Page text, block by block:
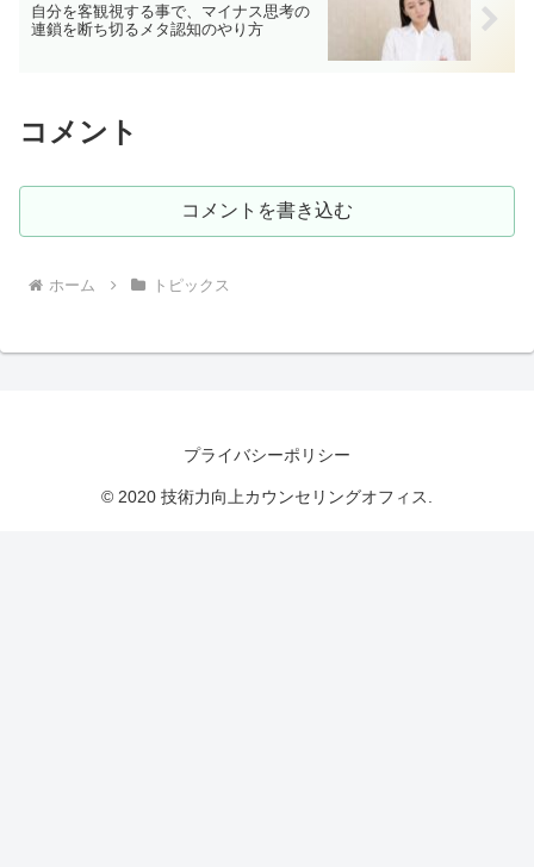
自分を客観視する事で、マイナス思考の
連鎖を断ち切るメタ認知のやり方
コメント
コメントを書き込む
ホーム トピックス
プライバシーポリシー
© 2020 技術力向上カウンセリングオフィス.